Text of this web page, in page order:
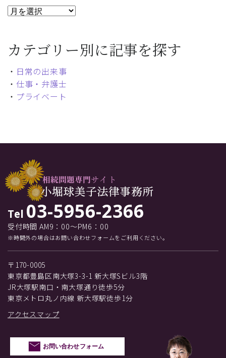
カテゴリー別に記事を探す
・ 日常の出来事
・ 仕事・弁護士
・ プライベート
Tel 03-5956-2366
受付時間 AM9：00～PM6：00
※時間外の場合はお問い合わせフォームをご利用ください。
〒170-0005
東京都豊島区南大塚3-3-1 新大塚Sビル3階
JR大塚駅南口・南大塚通り徒歩5分
東京メトロ丸ノ内線 新大塚駅徒歩1分
アクセスマップ
お問い合わせフォーム